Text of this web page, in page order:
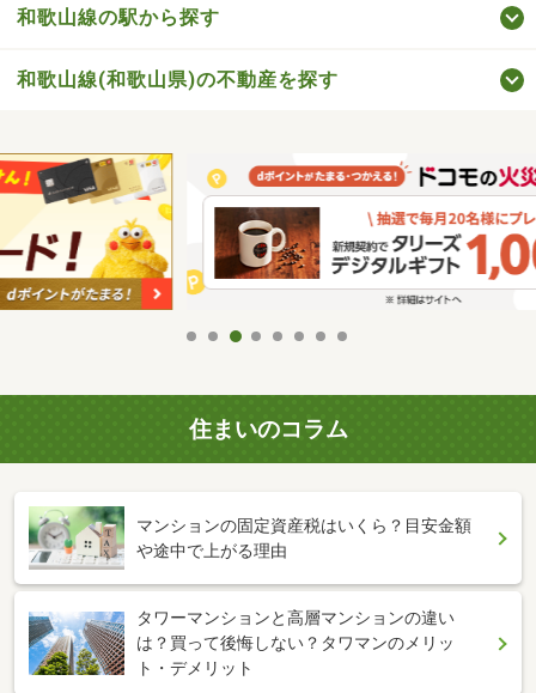
和歌山線の駅から探す
和歌山線(和歌山県)の不動産を探す
住まいのコラム
マンションの固定資産税はいくら？目安金額
や途中で上がる理由
タワーマンションと高層マンションの違い
は？買って後悔しない？タワマンのメリッ
ト・デメリット